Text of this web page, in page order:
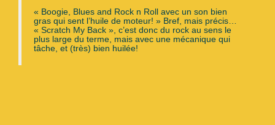
« Boogie, Blues and Rock n Roll avec un son bien
gras qui sent l’huile de moteur! » Bref, mais précis…
« Scratch My Back », c’est donc du rock au sens le
plus large du terme, mais avec une mécanique qui
tâche, et (très) bien huilée!